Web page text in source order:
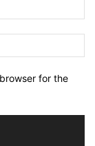
for the